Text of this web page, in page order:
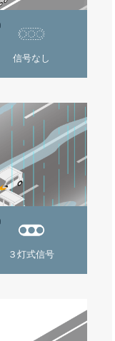
信号なし
３灯式信号